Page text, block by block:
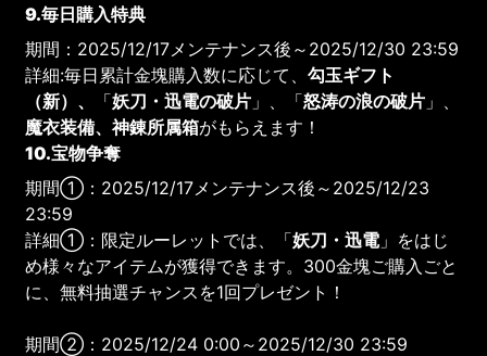
9.毎日購入特典
期間：2025/12/17メンテナンス後～2025/12/30 23:59
詳細:毎日累計金塊購入数に応じて、勾玉ギフト
（新）、
「妖刀・迅電の破片 」、「怒涛の浪の破片 」、
魔衣装備、神錬所属箱がもらえます！
10.宝物争奪
期間①：2025/12/17メンテナンス後～2025/12/23
23:59
詳細①：限定ルーレットでは、「妖刀・迅電」をはじ
め様々なアイテムが獲得できます。300金塊ご購入ごと
に、無料抽選チャンスを1回プレゼント！
期間②：2025/12/24 0:00～2025/12/30 23:59